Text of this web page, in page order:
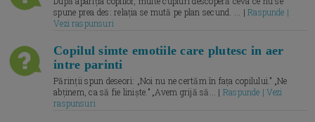
spune prea des: relația se mută pe plan secund. ... |Raspunde |
Vezi raspunsuri
Copilul simte emotiile care plutesc in aer
intre parinti
Părinții spun deseori: „Noi nu ne certăm în fața copilului.” „Ne
abținem, ca să fie liniște.” „Avem grijă să... | Raspunde | Vezi
raspunsuri